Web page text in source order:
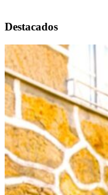
Destacados